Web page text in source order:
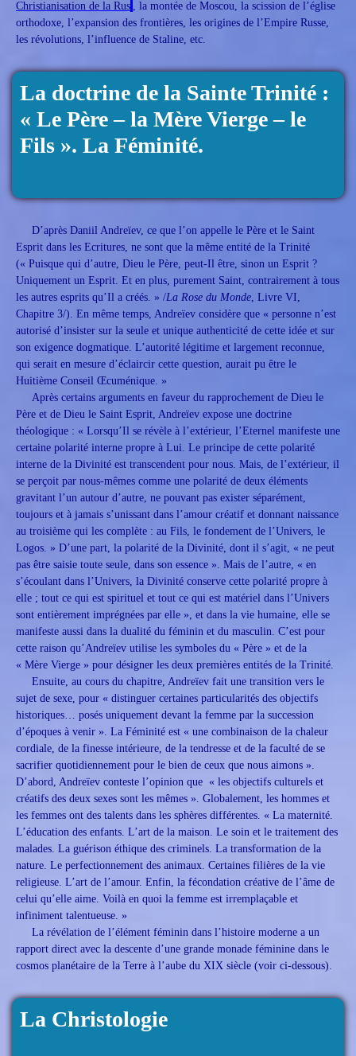
Christianisation de la Rus', la montée de Moscou, la scission de l’église
orthodoxe, l’expansion des frontières, les origines de l’Empire Russe,
les révolutions, l’influence de Staline, etc.
La doctrine de la Sainte Trinité :
« Le Père – la Mère Vierge – le
Fils ». La Féminité.
D’après Daniil Andreïev, ce que l’on appelle le Père et le Saint
Esprit dans les Ecritures, ne sont que la même entité de la Trinité
(« Puisque qui d’autre, Dieu le Père, peut-Il être, sinon un Esprit ?
Uniquement un Esprit. Et en plus, purement Saint, contrairement à tous
les autres esprits qu’Il a créés. » /La Rose du Monde, Livre VI,
Chapitre 3/). En même temps, Andreïev considère que « personne n’est
autorisé d’insister sur la seule et unique authenticité de cette idée et sur
son exigence dogmatique. L’autorité légitime et largement reconnue,
qui serait en mesure d’éclaircir cette question, aurait pu être le
Huitième Conseil Œcuménique. »
Après certains arguments en faveur du rapprochement de Dieu le
Père et de Dieu le Saint Esprit, Andreïev expose une doctrine
théologique : « Lorsqu’Il se révèle à l’extérieur, l’Eternel manifeste une
certaine polarité interne propre à Lui. Le principe de cette polarité
interne de la Divinité est transcendent pour nous. Mais, de l’extérieur, il
se perçoit par nous-mêmes comme une polarité de deux éléments
gravitant l’un autour d’autre, ne pouvant pas exister séparément,
toujours et à jamais s’unissant dans l’amour créatif et donnant naissance
au troisième qui les complète : au Fils, le fondement de l’Univers, le
Logos. » D’une part, la polarité de la Divinité, dont il s’agit, « ne peut
pas être saisie toute seule, dans son essence ». Mais de l’autre, « en
s’écoulant dans l’Univers, la Divinité conserve cette polarité propre à
elle ; tout ce qui est spirituel et tout ce qui est matériel dans l’Univers
sont entièrement imprégnées par elle », et dans la vie humaine, elle se
manifeste aussi dans la dualité du féminin et du masculin. C’est pour
cette raison qu’Andreïev utilise les symboles du « Père » et de la
« Mère Vierge » pour désigner les deux premières entités de la Trinité.
Ensuite, au cours du chapitre, Andreïev fait une transition vers le
sujet de sexe, pour « distinguer certaines particularités des objectifs
historiques… posés uniquement devant la femme par la succession
d’époques à venir ». La Féminité est « une combinaison de la chaleur
cordiale, de la finesse intérieure, de la tendresse et de la faculté de se
sacrifier quotidiennement pour le bien de ceux que nous aimons ».
D’abord, Andreïev conteste l’opinion que « les objectifs culturels et
créatifs des deux sexes sont les mêmes ». Globalement, les hommes et
les femmes ont des talents dans les sphères différentes. « La maternité.
L’éducation des enfants. L’art de la maison. Le soin et le traitement des
malades. La guérison éthique des criminels. La transformation de la
nature. Le perfectionnement des animaux. Certaines filières de la vie
religieuse. L’art de l’amour. Enfin, la fécondation créative de l’âme de
celui qu’elle aime. Voilà en quoi la femme est irremplaçable et
infiniment talentueuse. »
La révélation de l’élément féminin dans l’histoire moderne a un
rapport direct avec la descente d’une grande monade féminine dans le
cosmos planétaire de la Terre à l’aube du XIX siècle (voir ci-dessous).
La Christologie